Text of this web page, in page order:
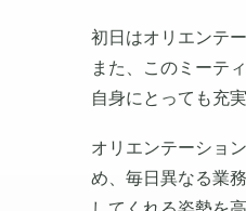
初日はオリエンテ
また、このミーテ
自身にとっても充
オリエンテーショ
め、毎日異なる業